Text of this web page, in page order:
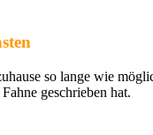
so lange wie
geschrieben hat.